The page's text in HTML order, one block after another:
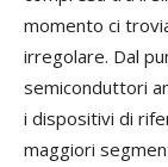
momento ci
irregolare. Dal
semiconduttori
i dispositivi di
maggiori